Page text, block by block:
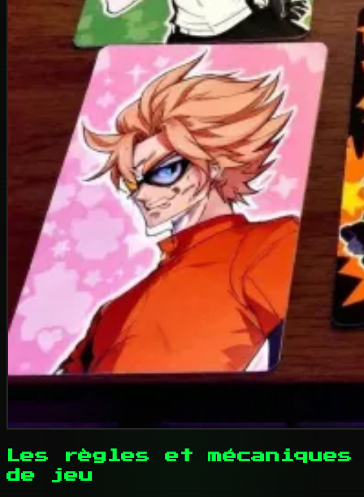
Les règles et mécaniques
de jeu